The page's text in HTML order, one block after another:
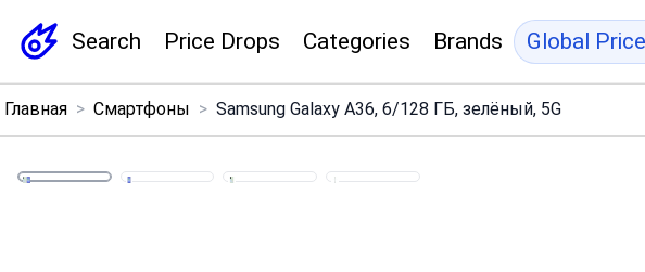
Search Price Drops Categories Brands Global
Menu ×
Home
Главная > Смартфоны > Samsung Galaxy A36, 6/128 ГБ, зелёный, 5G